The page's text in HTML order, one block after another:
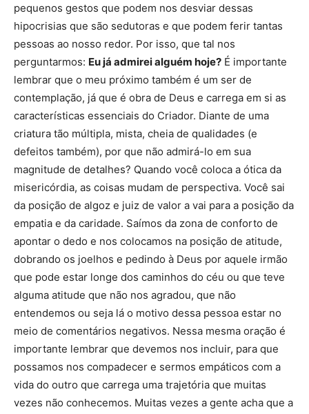
pequenos gestos que podem nos desviar dessas
hipocrisias que são sedutoras e que podem ferir tantas
pessoas ao nosso redor. Por isso, que tal nos
perguntarmos: Eu já admirei alguém hoje? É importante
lembrar que o meu próximo também é um ser de
contemplação, já que é obra de Deus e carrega em si as
características essenciais do Criador. Diante de uma
criatura tão múltipla, mista, cheia de qualidades (e
defeitos também), por que não admirá-lo em sua
magnitude de detalhes? Quando você coloca a ótica da
misericórdia, as coisas mudam de perspectiva. Você sai
da posição de algoz e juiz de valor a vai para a posição da
empatia e da caridade. Saímos da zona de conforto de
apontar o dedo e nos colocamos na posição de atitude,
dobrando os joelhos e pedindo à Deus por aquele irmão
que pode estar longe dos caminhos do céu ou que teve
alguma atitude que não nos agradou, que não
entendemos ou seja lá o motivo dessa pessoa estar no
meio de comentários negativos. Nessa mesma oração é
importante lembrar que devemos nos incluir, para que
possamos nos compadecer e sermos empáticos com a
vida do outro que carrega uma trajetória que muitas
vezes não conhecemos. Muitas vezes a gente acha que a